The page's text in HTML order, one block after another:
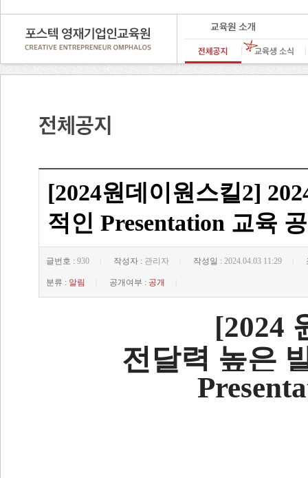
[2024원데이원스킬2]
적인 Presentation 교육
글번호 : 930 작성자 : 관리자 작성일 : 2024.04.03 11:29
분류 : 알림 공개여부 : 공개
[2024
전달력 높은